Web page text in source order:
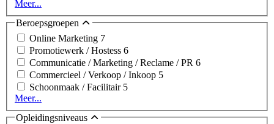
Meer...
Beroepsgroepen
Online Marketing 7
Promotiewerk / Hostess 6
Communicatie / Marketing / Reclame / PR 6
Commercieel / Verkoop / Inkoop 5
Schoonmaak / Facilitair 5
Meer...
Opleidingsniveaus